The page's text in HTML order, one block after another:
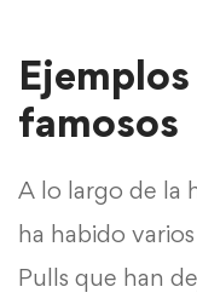
famosos
A lo largo de la
ha habido
Pulls que han